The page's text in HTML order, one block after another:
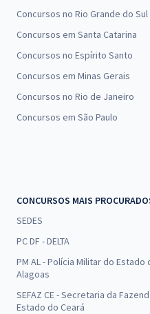
Concursos no Rio Grande do Sul
Concursos em Santa Catarina
Concursos no Espírito Santo
Concursos em Minas Gerais
Concursos no Rio de Janeiro
Concursos em São Paulo
CONCURSOS MAIS
SEDES
PC DF - DELTA
PM AL - Polícia Militar do Estado
Alagoas
SEFAZ CE - Secretaria da
Estado do Ceará